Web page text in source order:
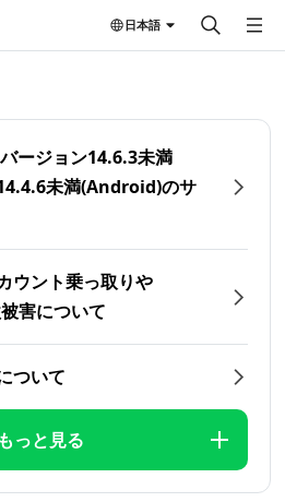
日本語
ージョン14.6.3未満
未満(Android)のサ
ウント乗っ取りや
害について
ついて
もっと見る